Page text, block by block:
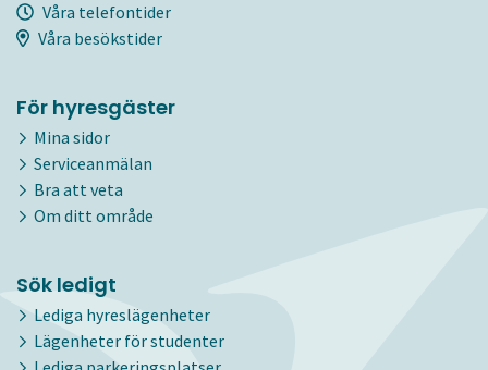
Våra telefontider
Våra besökstider
För hyresgäster
Mina sidor
Serviceanmälan
Bra att veta
Om ditt område
Sök ledigt
Lediga hyreslägenheter
Lägenheter för studenter